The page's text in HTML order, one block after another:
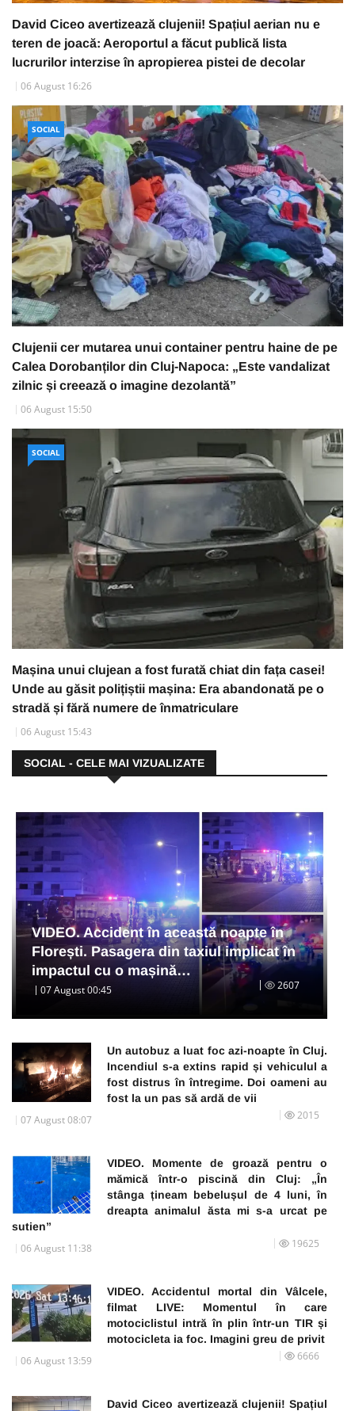
David Ciceo avertizează clujenii! Spațiul aerian nu e
teren de joacă: Aeroportul a făcut publică lista
lucrurilor interzise în apropierea pistei de decolar
06 August 16:26
SOCIAL
Clujenii cer mutarea unui container pentru haine de pe
Calea Dorobanților din Cluj-Napoca: „Este vandalizat
zilnic și creează o imagine dezolantă”
06 August 15:50
SOCIAL
Mașina unui clujean a fost furată chiat din fața casei!
Unde au găsit polițiștii mașina: Era abandonată pe o
stradă și fără numere de înmatriculare
06 August 15:43
SOCIAL - CELE MAI VIZUALIZATE
VIDEO. Accident în această noapte în
Florești. Pasagera din taxiul implicat în
impactul cu o mașină…
07 August 00:45 2607
Un autobuz a luat foc azi-noapte în Cluj.
Incendiul s-a extins rapid și vehiculul a
fost distrus în întregime. Doi oameni au
fost la un pas să ardă de vii
07 August 08:07 2015
VIDEO. Momente de groază pentru o
mămică într-o piscină din Cluj: „În
stânga țineam bebelușul de 4 luni, în
dreapta animalul ăsta mi s-a urcat pe
sutien”
06 August 11:38 19625
VIDEO. Accidentul mortal din Vâlcele,
filmat LIVE: Momentul în care
motociclistul intră în plin într-un TIR și
motocicleta ia foc. Imagini greu de privit
06 August 13:59 6666
David Ciceo avertizează clujenii! Spațiul